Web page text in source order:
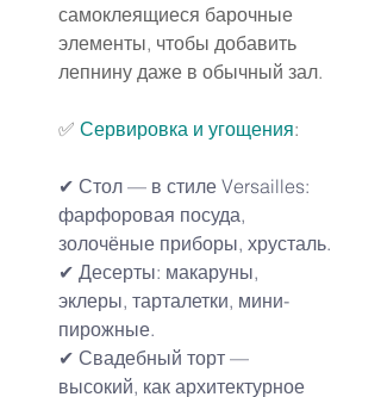
самоклеящиеся барочные
элементы, чтобы добавить
лепнину даже в обычный зал.
✅ Сервировка и угощения:
✔ Стол — в стиле Versailles:
фарфоровая посуда,
золочёные приборы, хрусталь.
✔ Десерты: макаруны,
эклеры, тарталетки, мини-
пирожные.
✔ Свадебный торт —
высокий, как архитектурное